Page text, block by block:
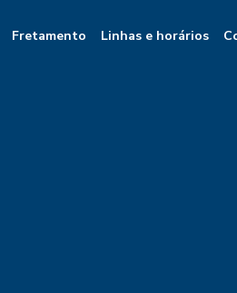
Fretamento Linhas e horários